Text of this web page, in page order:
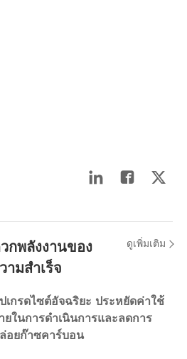
กพลังงานของ
ามสำเร็จ
ดูเพิ่มเติม
เกรดไซต์อัจฉริยะ ประหยัดค่าใช้
ยในการดำเนินการและลดการ
อยก๊าซคาร์บอน